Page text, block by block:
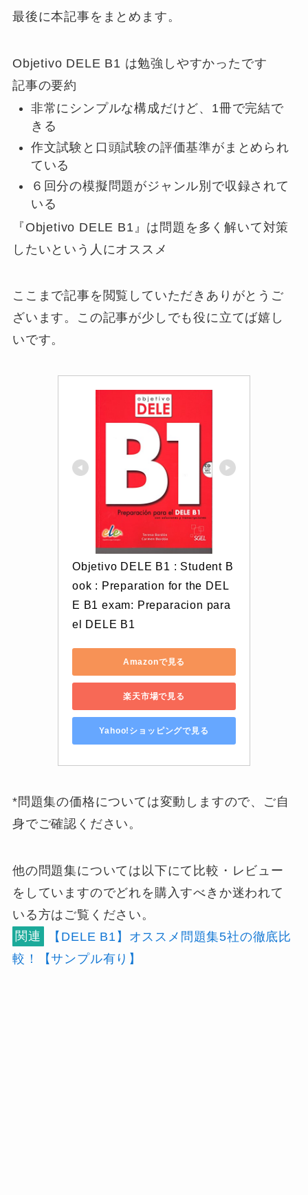
最後に本記事をまとめます。
Objetivo DELE B1 は勉強しやすかったです
記事の要約
非常にシンプルな構成だけど、1冊で完結で
きる
作文試験と口頭試験の評価基準がまとめられ
ている
６回分の模擬問題がジャンル別で収録されて
いる
『Objetivo DELE B1』は問題を多く解いて対策
したいという人にオススメ
ここまで記事を閲覧していただきありがとうご
ざいます。この記事が少しでも役に立てば嬉し
いです。
Objetivo DELE B1 : Student B
ook : Preparation for the DEL
E B1 exam: Preparacion para
el DELE B1
Amazonで見る
楽天市場で見る
Yahoo!ショッピングで見る
*問題集の価格については変動しますので、ご自
身でご確認ください。
他の問題集については以下にて比較・レビュー
をしていますのでどれを購入すべきか迷われて
いる方はご覧ください。
関連
【DELE B1】オススメ問題集5社の徹底比
較！【サンプル有り】